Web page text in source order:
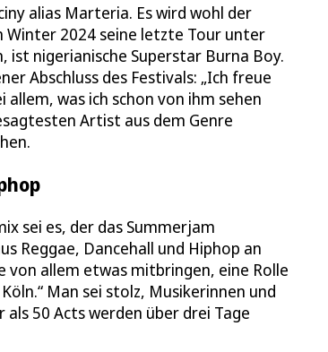
alias Marteria. Es wird wohl der
2024 seine letzte Tour unter
ist nigerianische Superstar Burna Boy.
Abschluss des Festivals: „Ich freue
was ich schon von ihm sehen
Artist aus dem Genre
sei es, der das Summerjam
Reggae, Dancehall und Hiphop an
von allem etwas mitbringen, eine Rolle
Man sei stolz, Musikerinnen und
50 Acts werden über drei Tage